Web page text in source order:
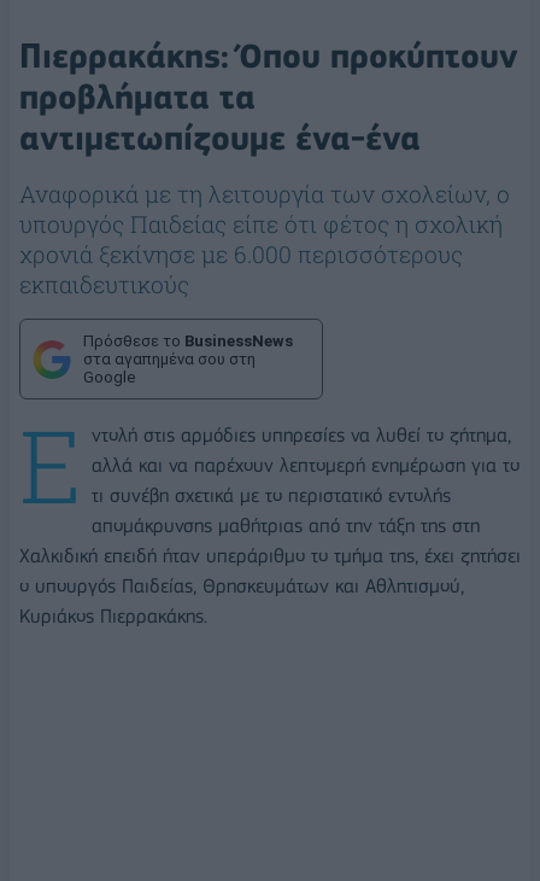
Πιερρακάκης: Όπου προκύπτουν
προβλήματα τα
αντιμετωπίζουμε ένα-ένα
Αναφορικά με τη λειτουργία των σχολείων, ο
υπουργός Παιδείας είπε ότι φέτος η σχολική
χρονιά ξεκίνησε με 6.000 περισσότερους
εκπαιδευτικούς
Πρόσθεσε το BusinessNews
στα αγαπημένα σου στη
Google
Ε
ντολή στις αρμόδιες υπηρεσίες να λυθεί το ζήτημα,
αλλά και να παρέχουν λεπτομερή ενημέρωση για το
τι συνέβη σχετικά με το περιστατικό εντολής
απομάκρυνσης μαθήτριας από την τάξη της στη
Χαλκιδική επειδή ήταν υπεράριθμο το τμήμα της, έχει ζητήσει
ο υπουργός Παιδείας, Θρησκευμάτων και Αθλητισμού,
Κυριάκος Πιερρακάκης.